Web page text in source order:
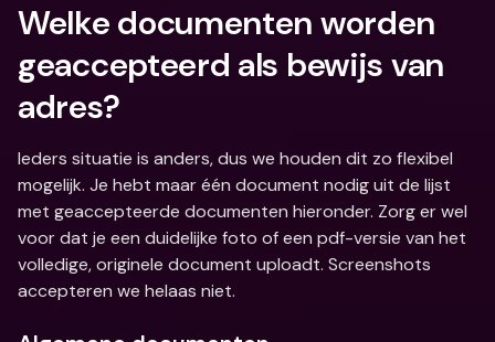
Welke documenten worden
geaccepteerd als bewijs van
adres?
Ieders situatie is anders, dus we houden dit zo flexibel
mogelijk. Je hebt maar één document nodig uit de lijst
met geaccepteerde documenten hieronder. Zorg er wel
voor dat je een duidelijke foto of een pdf-versie van het
volledige, originele document uploadt. Screenshots
accepteren we helaas niet.